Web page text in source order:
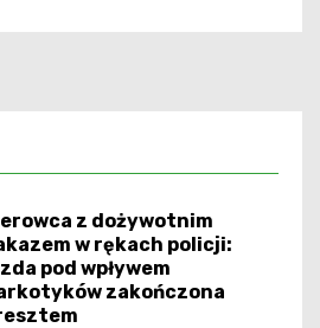
z dożywotnim
w rękach policji:
pod wpływem
zakończona